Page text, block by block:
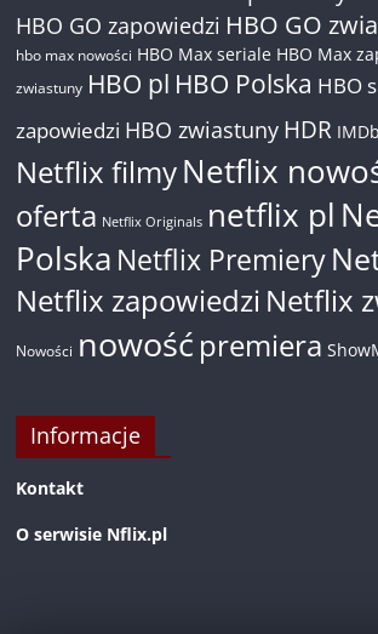
HBO GO zapowiedzi HBO GO
hbo max nowości HBO Max seriale HBO Max
zwiastuny HBO pl HBO Polska HBO
zapowiedzi HBO zwiastuny HDR IMDb
Netflix filmyNetflix
oferta Netflix Originals netflix pl
Polska Netflix Premiery
Netflix zapowiedzi Netflix
Nowości nowość premiera
Informacje
Kontakt
O serwisie Nflix.pl